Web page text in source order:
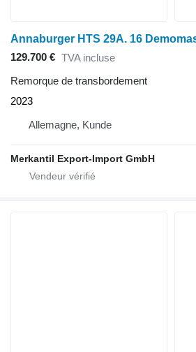
Annaburger HTS 29A. 16
129.700 € TVA incluse
Remorque de transbordement
2023
Allemagne, Kunde
Merkantil Export-Import GmbH